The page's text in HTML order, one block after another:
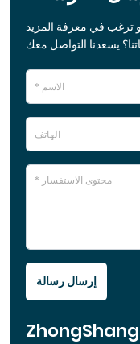
ترغب في معرفة المزيد
إرسال رسالة